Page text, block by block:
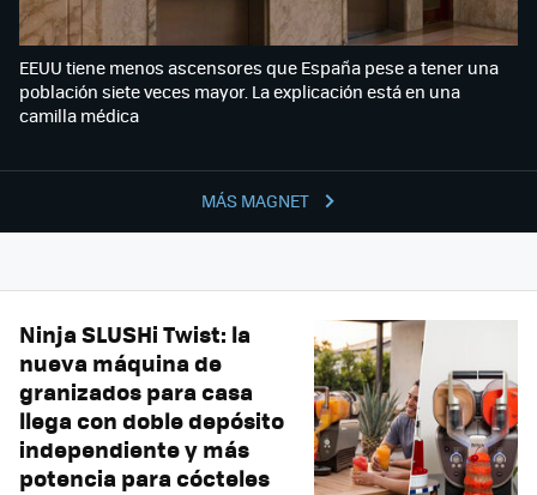
MÁS MAGNET
EEUU tiene menos ascensores que España pese a tener una
población siete veces mayor. La explicación está en una
camilla médica
Ninja SLUSHi Twist: la
nueva máquina de
granizados para casa
llega con doble depósito
independiente y más
potencia para cócteles